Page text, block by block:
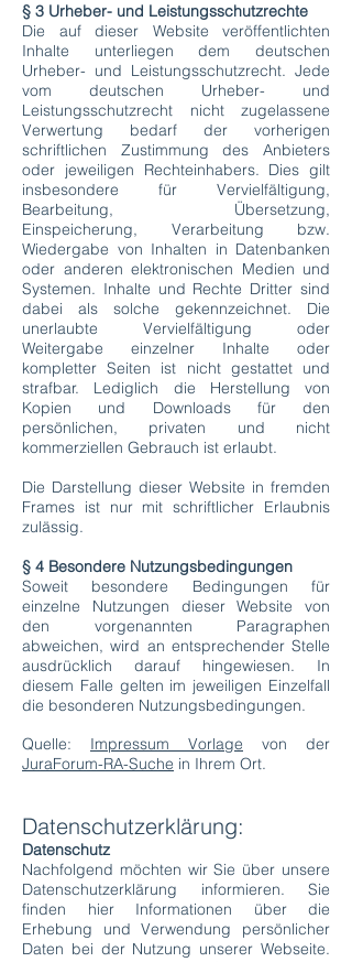
§ 3 Urheber- und Leistungsschutzrechte
Die auf dieser Website veröffentlichten
Inhalte unterliegen dem deutschen
Urheber- und Leistungsschutzrecht. Jede
vom deutschen Urheber- und
Leistungsschutzrecht nicht zugelassene
Verwertung bedarf der vorherigen
schriftlichen Zustimmung des Anbieters
oder jeweiligen Rechteinhabers. Dies gilt
insbesondere für Vervielfältigung,
Bearbeitung, Übersetzung,
Einspeicherung, Verarbeitung bzw.
Wiedergabe von Inhalten in Datenbanken
oder anderen elektronischen Medien und
Systemen. Inhalte und Rechte Dritter sind
dabei als solche gekennzeichnet. Die
unerlaubte Vervielfältigung oder
Weitergabe einzelner Inhalte oder
kompletter Seiten ist nicht gestattet und
strafbar. Lediglich die Herstellung von
Kopien und Downloads für den
persönlichen, privaten und nicht
kommerziellen Gebrauch ist erlaubt.
Die Darstellung dieser Website in fremden
Frames ist nur mit schriftlicher Erlaubnis
zulässig.
§ 4 Besondere Nutzungsbedingungen
Soweit besondere Bedingungen für
einzelne Nutzungen dieser Website von
den vorgenannten Paragraphen
abweichen, wird an entsprechender Stelle
ausdrücklich darauf hingewiesen. In
diesem Falle gelten im jeweiligen Einzelfall
die besonderen Nutzungsbedingungen.
Quelle: Impressum Vorlage von der
JuraForum-RA-Suche in Ihrem Ort.
Datenschutzerklärung:
Datenschutz
Nachfolgend möchten wir Sie über unsere
Datenschutzerklärung informieren. Sie
finden hier Informationen über die
Erhebung und Verwendung persönlicher
Daten bei der Nutzung unserer Webseite.